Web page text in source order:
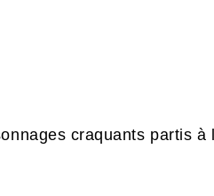
craquants partis à